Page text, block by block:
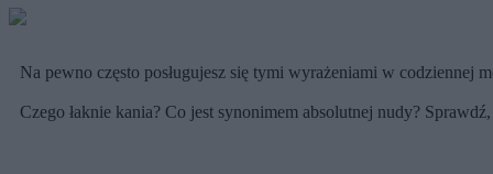
Na pewno często posługujesz się tymi wyrażeniami w codziennej
Czego łaknie kania? Co jest synonimem absolutnej nudy?